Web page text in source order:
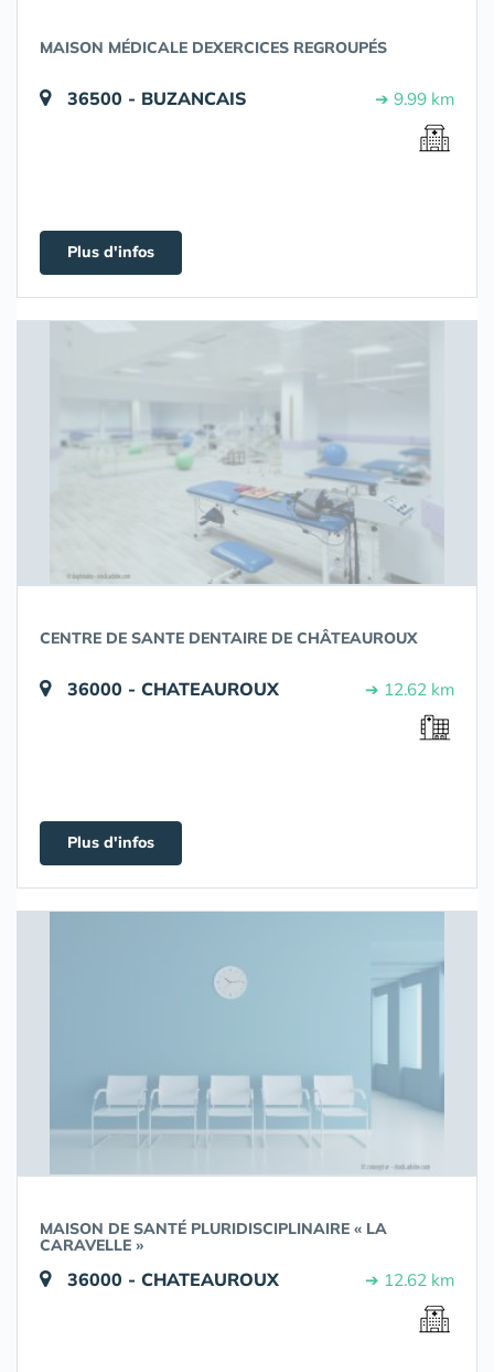
MAISON MÉDICALE DEXERCICES REGROUPÉS
36500 - BUZANCAIS ➔ 9.99 km
Plus d'infos
CENTRE DE SANTE DENTAIRE DE CHÂTEAUROUX
36000 - CHATEAUROUX ➔ 12.62 km
Plus d'infos
MAISON DE SANTÉ PLURIDISCIPLINAIRE « LA
CARAVELLE »
36000 - CHATEAUROUX ➔ 12.62 km